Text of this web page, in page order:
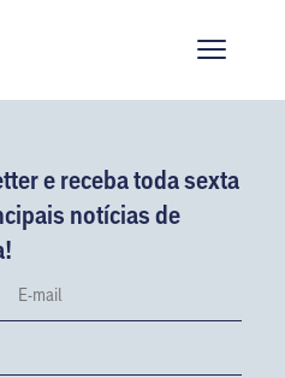
e receba toda sexta
notícias de